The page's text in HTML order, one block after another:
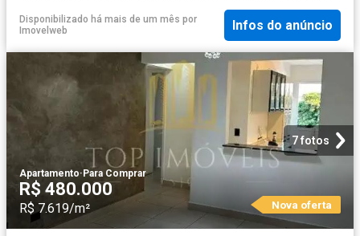
Disponibilizado há mais de um mês por
Imovelweb
Infos do anúncio
7 fotos
Apartamento· Para Comprar
R$ 480.000
R$ 7.619/m² Nova oferta